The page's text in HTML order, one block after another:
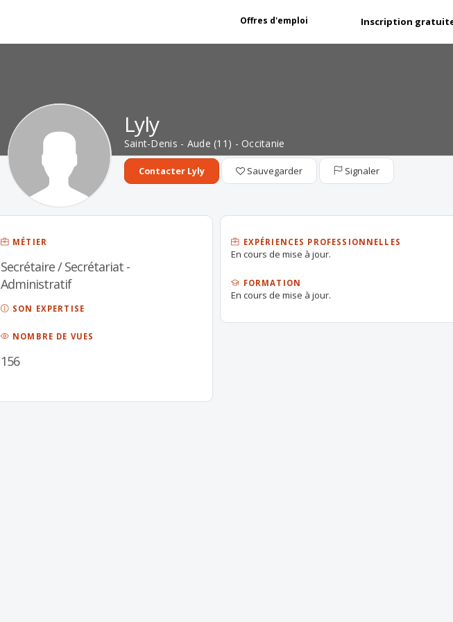
Offres d'emploi Inscription
Lyly
Saint-Denis - Aude (11) - Occitanie
Contacter Lyly Sauvegarder Signaler
MÉTIER
Secrétaire / Secrétariat -
Administratif
SON EXPERTISE
NOMBRE DE VUES
156
EXPÉRIENCES PROFESSIONNELLES
En cours de mise à jour.
FORMATION
En cours de mise à jour.